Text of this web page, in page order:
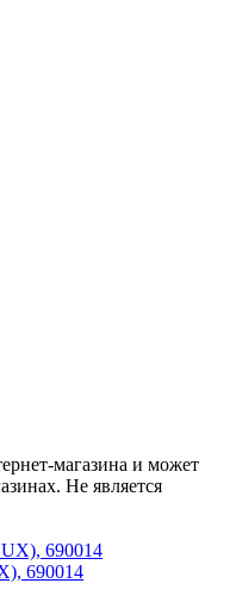
магазина и может
Не является
690014